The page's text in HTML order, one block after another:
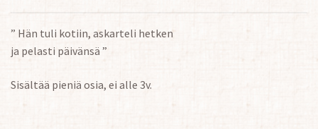
” Hän tuli kotiin, askarteli hetken
ja pelasti päivänsä ”
Sisältää pieniä osia, ei alle 3v.